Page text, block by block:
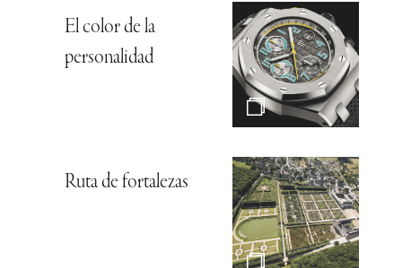
El color de la
personalidad
Ruta de fortalezas